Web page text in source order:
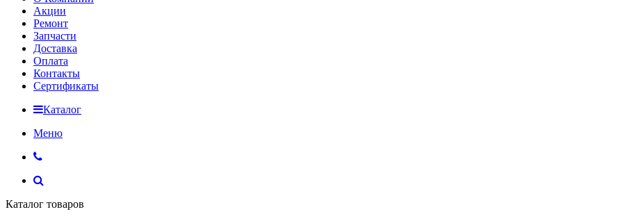
Акции
Ремонт
Запчасти
Доставка
Оплата
Контакты
Сертификаты
Каталог
Меню
Каталог товаров